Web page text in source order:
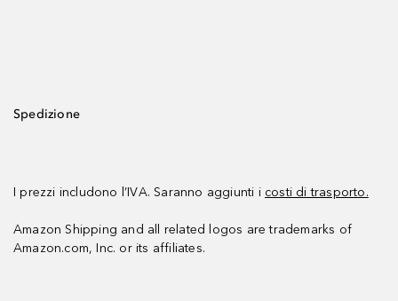
Spedizione
I prezzi includono l’IVA. Saranno aggiunti i costi di trasporto.
Amazon Shipping and all related logos are trademarks of
Amazon.com, Inc. or its affiliates.